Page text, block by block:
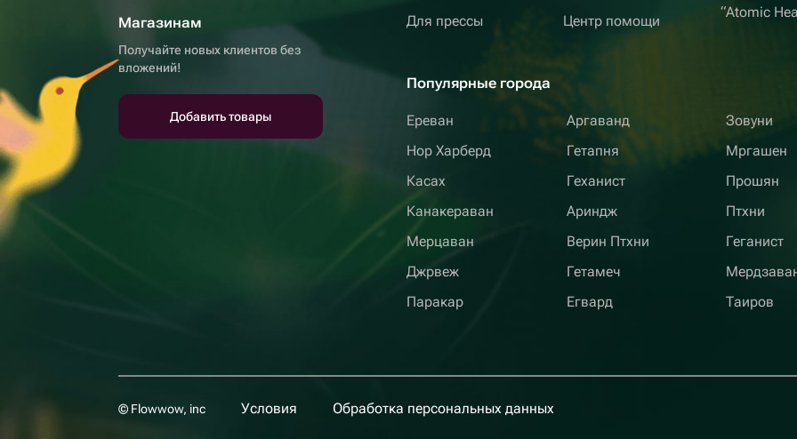
Магазинам
Получайте новых клиентов без
вложений!
Добавить товары
Для прессы
Центр помощи
“Atomic
Популярные города
Ереван
Нор Харберд
Касах
Канакераван
Мерцаван
Джрвеж
Паракар
Аргаванд
Гетапня
Геханист
Ариндж
Верин Птхни
Гетамеч
Егвард
Зовуни
Мргашен
Прошян
Птхни
Геганист
Таиров
© Flowwow, inc Условия Обработка персональных данных